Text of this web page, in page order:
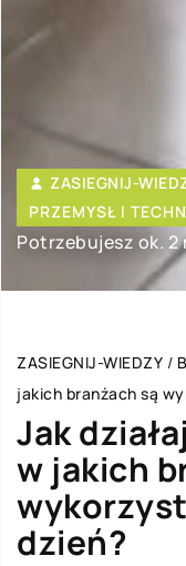
ZASIEGNIJ-
PRZEMYSŁ I
Potrzebujesz ok.
ZASIEGNIJ-WIEDZY /
jakich branżach są
Jak
w jakich
dzień?